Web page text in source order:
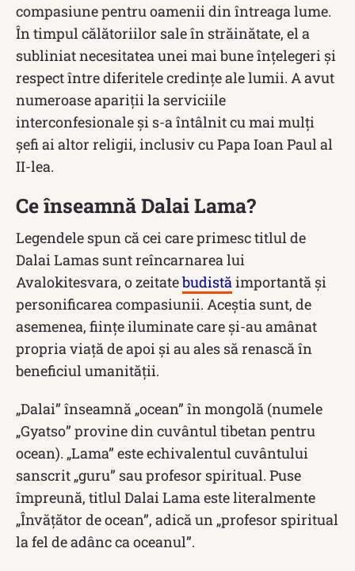
compasiune pentru oamenii din întreaga lume.
În timpul călătoriilor sale în străinătate, el a
subliniat necesitatea unei mai bune înțelegeri și
respect între diferitele credințe ale lumii. A avut
numeroase apariții la serviciile
interconfesionale și s-a întâlnit cu mai mulți
șefi ai altor religii, inclusiv cu Papa Ioan Paul al
II-lea.
Ce înseamnă Dalai Lama?
Legendele spun că cei care primesc titlul de
Dalai Lamas sunt reîncarnarea lui
Avalokitesvara, o zeitatebudistă importantă și
personificarea compasiunii. Aceștia sunt, de
asemenea, ființe iluminate care și-au amânat
propria viață de apoi și au ales să renască în
beneficiul umanității.
„Dalai” înseamnă „ocean” în mongolă (numele
„Gyatso” provine din cuvântul tibetan pentru
ocean). „Lama” este echivalentul cuvântului
sanscrit „guru” sau profesor spiritual. Puse
împreună, titlul Dalai Lama este literalmente
„Învățător de ocean”, adică un „profesor spiritual
la fel de adânc ca oceanul”.